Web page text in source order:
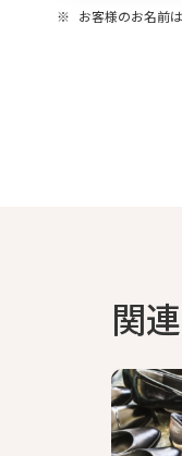
※ お客様のお名前
関